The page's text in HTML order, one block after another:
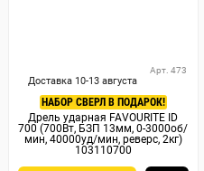
Доставка 10-13 августа
Арт. 473
НАБОР СВЕРЛ В ПОДАРОК!
Дрель ударная FAVOURITE ID
700 (700Вт, БЗП 13мм, 0-3000об/
мин, 40000уд/мин, реверс, 2кг)
103110700